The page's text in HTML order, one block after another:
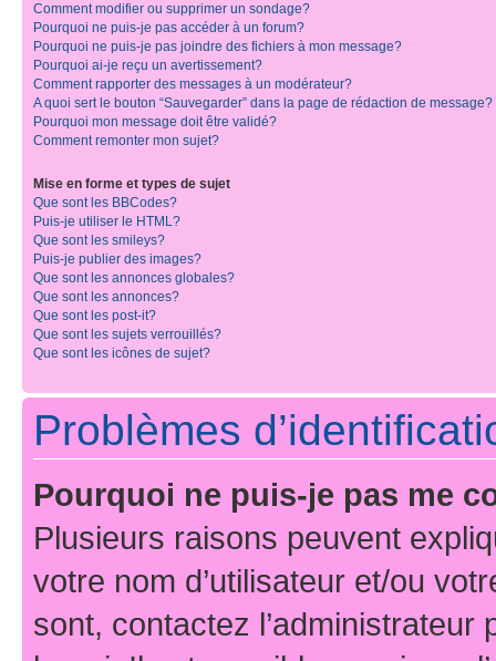
Comment modifier ou supprimer un sondage?
Pourquoi ne puis-je pas accéder à un forum?
Pourquoi ne puis-je pas joindre des fichiers à mon message?
Pourquoi ai-je reçu un avertissement?
Comment rapporter des messages à un modérateur?
A quoi sert le bouton “Sauvegarder” dans la page de rédaction de message?
Pourquoi mon message doit être validé?
Comment remonter mon sujet?
Mise en forme et types de sujet
Que sont les BBCodes?
Puis-je utiliser le HTML?
Que sont les smileys?
Puis-je publier des images?
Que sont les annonces globales?
Que sont les annonces?
Que sont les post-it?
Que sont les sujets verrouillés?
Que sont les icônes de sujet?
Problèmes
Pourquoi ne puis-je pas me
Plusieurs raisons peuvent
votre nom d’utilisateur et/ou
sont, contactez l’administrateur